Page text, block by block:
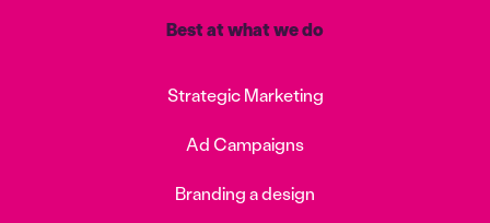
Best at what we do
Strategic Marketing
Ad Campaigns
Branding a design